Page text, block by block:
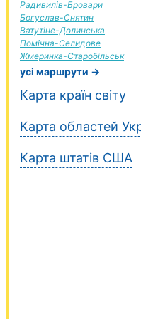
Радивилів-Бровари
Богуслав-Снятин
Ватутіне-Долинська
Помічна-Селидове
Жмеринка-Старобільськ
усі маршрути →
Карта країн світу
Карта областей
Карта штатів США